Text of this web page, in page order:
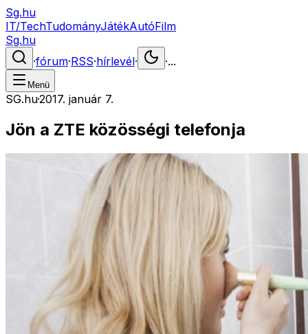
Sg.hu
IT/TechTudományJátékAutóFilm
Sg.hu
·fórum·RSS·hírlevél· ·...
Menü
SG.hu·2017. január 7.
Jön a ZTE közösségi telefonja